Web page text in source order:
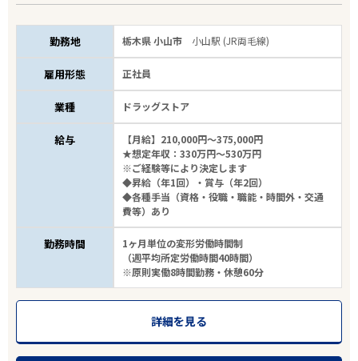
勤務地 栃木県 小山市 小山駅 (JR両毛線)
雇用形態 正社員
業種 ドラッグストア
給与
【月給】210,000円～375,000円
★想定年収：330万円～530万円
※ご経験等により決定します
◆昇給（年1回）・賞与（年2回）
◆各種手当（資格・役職・職能・時間外・交通
費等）あり
勤務時間
1ヶ月単位の変形労働時間制
（週平均所定労働時間40時間）
※原則実働8時間勤務・休憩60分
詳細を見る